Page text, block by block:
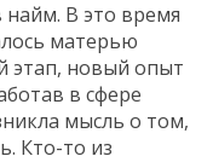
найм. В это время
матерью
этап, новый опыт
в сфере
мысль о том,
Кто-то из